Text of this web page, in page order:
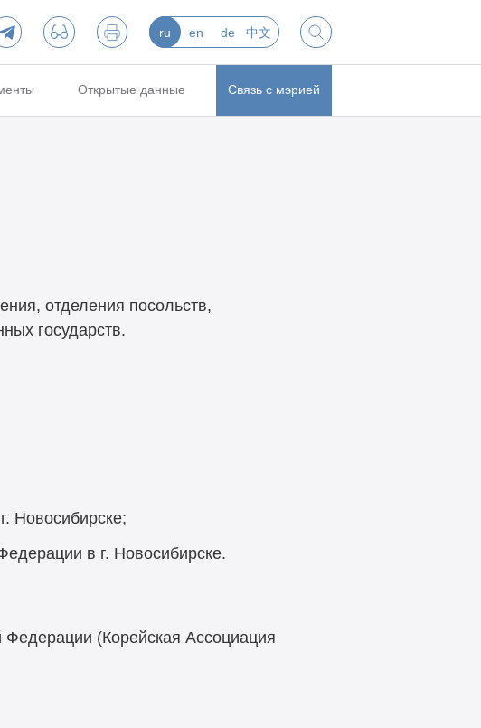
ru en de 中文
Открытые данные Связь с мэрией
отделения посольств,
государств.
Новосибирске;
в г. Новосибирске.
Федерации (Корейская Ассоциация